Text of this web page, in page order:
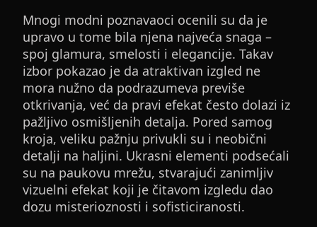
Mnogi modni poznavaoci ocenili su da je
upravo u tome bila njena najveća snaga –
spoj glamura, smelosti i elegancije. Takav
izbor pokazao je da atraktivan izgled ne
mora nužno da podrazumeva previše
otkrivanja, već da pravi efekat često dolazi iz
pažljivo osmišljenih detalja. Pored samog
kroja, veliku pažnju privukli su i neobični
detalji na haljini. Ukrasni elementi podsećali
su na paukovu mrežu, stvarajući zanimljiv
vizuelni efekat koji je čitavom izgledu dao
dozu misterioznosti i sofisticiranosti.